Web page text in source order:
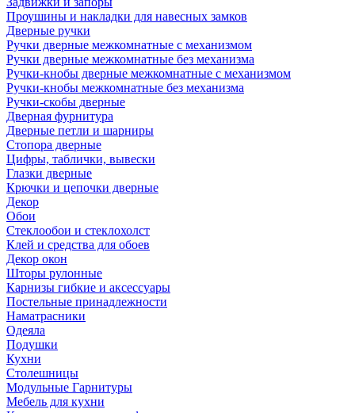
Проушины и накладки для навесных замков
Дверные ручки
Ручки дверные межкомнатные с механизмом
Ручки дверные межкомнатные без механизма
Ручки-кнобы дверные межкомнатные с механизмом
Ручки-кнобы межкомнатные без механизма
Ручки-скобы дверные
Дверная фурнитура
Дверные петли и шарниры
Стопора дверные
Цифры, таблички, вывески
Глазки дверные
Крючки и цепочки дверные
Декор
Обои
Стеклообои и стеклохолст
Клей и средства для обоев
Декор окон
Шторы рулонные
Карнизы гибкие и аксессуары
Постельные принадлежности
Наматрасники
Одеяла
Подушки
Кухни
Столешницы
Модульные Гарнитуры
Мебель для кухни